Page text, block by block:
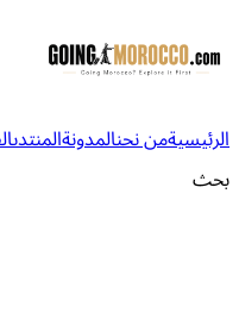
الرئيسيةمن نحنالمدونةالمنتدى
بحث